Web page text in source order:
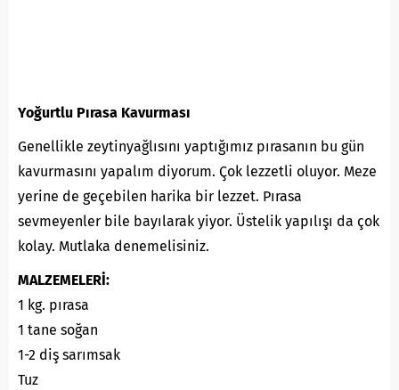
Yoğurtlu Pırasa Kavurması
Genellikle zeytinyağlısını yaptığımız pırasanın bu gün
kavurmasını yapalım diyorum. Çok lezzetli oluyor. Meze
yerine de geçebilen harika bir lezzet. Pırasa
sevmeyenler bile bayılarak yiyor. Üstelik yapılışı da çok
kolay. Mutlaka denemelisiniz.
MALZEMELERİ:
1 kg. pırasa
1 tane soğan
1-2 diş sarımsak
Tuz